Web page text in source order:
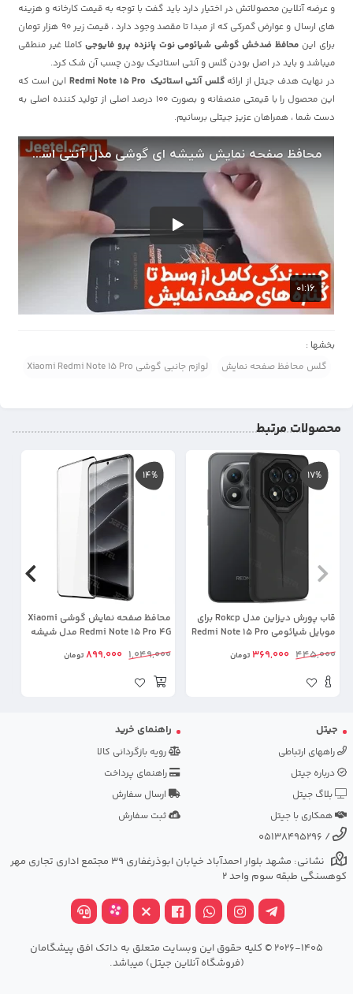
و عرضه آنلاین محصولاتش در اختیار دارد باید گفت با توجه به قیمت کارخانه و هزینه
های ارسال و عوارض گمرکی که از مبدا تا مقصد وجود دارد ، قیمت زیر 90 هزار تومان
برای اینمحافظ ضدخش گوشی شیائومی نوت پانزده پرو فایوجی کاملا غیر منطقی
میباشد و باید در اصل بودن گلس و آنتی استاتیک بودن چسب آن شک کرد.
در نهایت هدف جیتل از ارائهگلس آنتی استاتیک Redmi Note 15 Pro
این است که
این محصول را با قیمتی منصفانه و بصورت 100 درصد اصلی از تولید کننده اصلی به
دست شما ، همراهان عزیز جیتلی برسانیم.
بخشها :
گلس محافظ صفحه نمایش لوازم جانبی گوشی Xiaomi Redmi Note 15 Pro
محصولات مرتبط
17%
قاب پورش دیزاین مدل Rokcp برای
موبایل شیائومی Redmi Note 15 Pro
445,000
369,000تومان
14%
محافظ صفحه نمایش گوشی Xiaomi
Redmi Note 15 Pro 4G مدل شیشه
1,049,000
899,000تومان
جیتل
راههای ارتباطی
درباره جیتل
بلاگ جیتل
همکاری با جیتل
راهنمای خرید
رویه بازگردانی کالا
راهنمای پرداخت
ارسال سفارش
ثبت سفارش
/
05138495296
نشانی: مشهد بلوار احمدآباد خیابان ابوذرغفاری 39 مجتمع اداری تجاری مهر
کوهسنگی طبقه سوم واحد 2
2026-1405 © کلیه حقوق این وبسایت متعلق به داتک افق پیشگامان
(فروشگاه آنلاین جیتل) میباشد.